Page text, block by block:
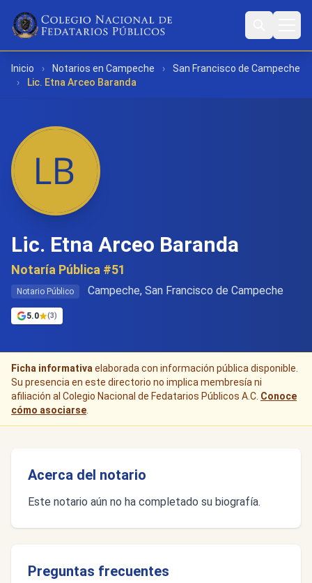
Inicio › Notarios en Campeche ›
San Francisco de Campeche
›
Lic. Etna Arceo Baranda
Lic. Etna Arceo Baranda
Notaría Pública #51
Notario Público Campeche, San Francisco de Campeche
5.0 (3)
Ficha informativa elaborada con información pública disponible.
Su presencia en este directorio no implica membresía ni
afiliación al Colegio Nacional de Fedatarios Públicos A.C. Conoce
cómo asociarse
Acerca del notario
Este notario aún no ha completado su biografía.
Preguntas frecuentes